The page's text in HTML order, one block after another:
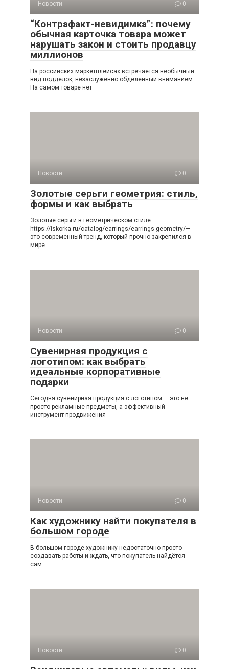
Новости 0
“Контрафакт-невидимка”: почему
обычная карточка товара может
нарушать закон и стоить продавцу
миллионов
На российских маркетплейсах встречается необычный
вид подделок, незаслуженно обделенный вниманием.
На самом товаре нет
Новости 0
Золотые серьги геометрия: стиль,
формы и как выбрать
Золотые серьги в геометрическом стиле
https://iskorka.ru/catalog/earrings/earrings-geometry/—
это современный тренд, который прочно закрепился в
мире
Новости 0
Сувенирная продукция с
логотипом: как выбрать
идеальные корпоративные
подарки
Сегодня сувенирная продукция с логотипом — это не
просто рекламные предметы, а эффективный
инструмент продвижения
Новости 0
Как художнику найти покупателя в
большом городе
В большом городе художнику недостаточно просто
создавать работы и ждать, что покупатель найдётся
сам.
Новости 0